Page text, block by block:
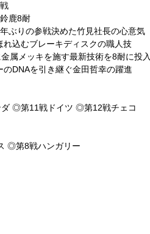
鹿8耐
ぶりの参戦決めた竹見社長の心意気
れ込むブレーキディスクの職人技
属メッキを施す最新技術を8耐に投入
DNAを引き継ぐ金田哲幸の躍進
◎第11戦ドイツ ◎第12戦チェコ
◎第8戦ハンガリー